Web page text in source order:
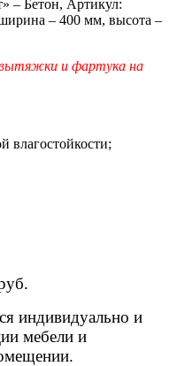
– Бетон, Артикул:
– 400 мм, высота –
вытяжки и фартука на
индивидуально и
мебели и